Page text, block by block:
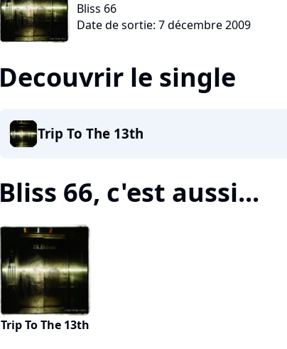
Bliss 66
Date de sortie: 7 décembre 2009
Decouvrir le single
Trip To The 13th
Bliss 66, c'est aussi...
Trip To The 13th